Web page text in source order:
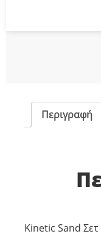
Περιγραφή
Kinetic Sand